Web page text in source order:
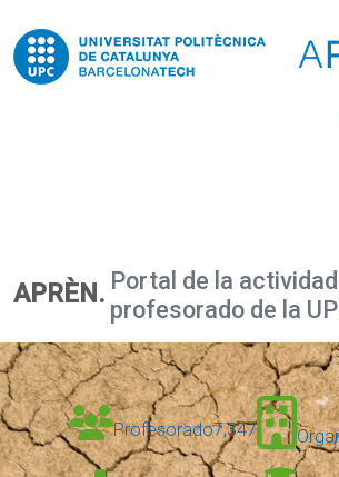
APRÈN. Portal de la
profesorado de la
Profesorado7,347